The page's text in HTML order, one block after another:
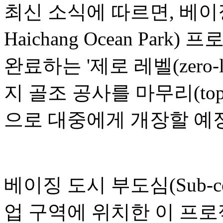
최신 소식에 따르면, 베
Haichang Ocean Park)
완료하는 '제로 레벨
지 골조 공사를 마무리
으로 대중에게 개장할 예
베이징 도시 부도심(Sub-
업 구역에 위치한 이 프